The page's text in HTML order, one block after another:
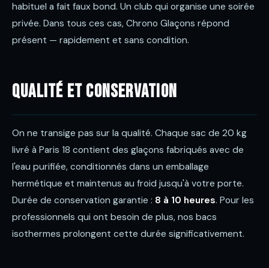
habituel a fait faux bond. Un club qui organise une soirée
privée. Dans tous ces cas, Chrono Glaçons répond
présent — rapidement et sans condition.
Qualité et conservation
On ne transige pas sur la qualité. Chaque sac de 20 kg
livré à Paris 18 contient des glaçons fabriqués avec de
l'eau purifiée, conditionnés dans un emballage
hermétique et maintenus au froid jusqu'à votre porte.
Durée de conservation garantie : 8 à 10 heures. Pour les
professionnels qui ont besoin de plus, nos bacs
isothermes prolongent cette durée significativement.